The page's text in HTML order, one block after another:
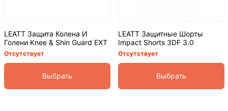
LEATT Защита Колена И
Голени Knee & Shin Guard EXT
Отсутствует
Выбрать
LEATT Защитные Шорты
Impact Shorts 3DF 3.0
Отсутствует
Выбрать